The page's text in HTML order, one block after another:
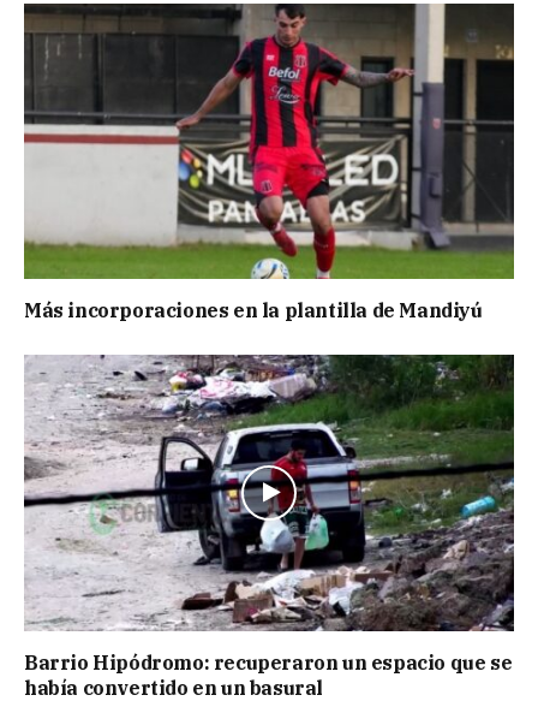
Más incorporaciones en la plantilla de Mandiyú
Barrio Hipódromo: recuperaron un espacio que se
había convertido en un basural